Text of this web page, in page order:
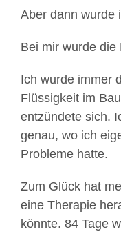
Aber dann wurde
Bei mir wurde die
Ich wurde immer
Flüssigkeit im
entzündete sich.
genau, wo ich
Probleme hatte.
Zum Glück hat
eine Therapie
könnte. 84 Tage